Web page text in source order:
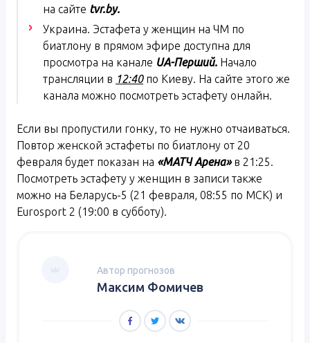
на сайте tvr.by.
Украина. Эстафета у женщин на ЧМ по
биатлону в прямом эфире доступна для
просмотра на канале UA-Перший. Начало
трансляции в 12:40по Киеву. На сайте этого же
канала можно посмотреть эстафету онлайн.
Если вы пропустили гонку, то не нужно отчаиваться.
Повтор женской эстафеты по биатлону от 20
февраля будет показан на «МАТЧ Арена»в 21:25.
Посмотреть эстафету у женщин в записи также
можно на Беларусь-5 (21 февраля, 08:55 по МСК) и
Eurosport 2 (19:00 в субботу).
Автор прогнозов
Максим Фомичев